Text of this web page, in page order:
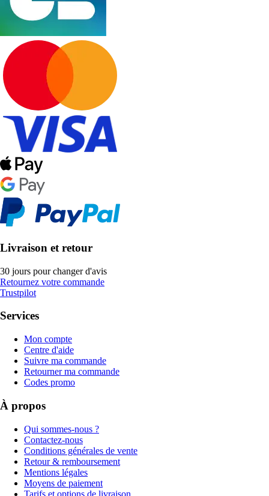
Livraison et retour
30 jours pour changer d'avis
Retournez votre commande
Trustpilot
Services
Mon compte
Centre d'aide
Suivre ma commande
Retourner ma commande
Codes promo
À propos
Qui sommes-nous ?
Contactez-nous
Conditions générales de vente
Retour & remboursement
Mentions légales
Moyens de paiement
Tarifs et options de livraison